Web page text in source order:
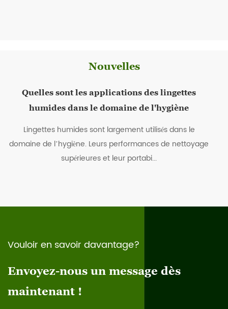
Nouvelles
Quelles sont les applications des lingettes
humides dans le domaine de l'hygiène
Lingettes humides sont largement utilisés dans le
domaine de l’hygiène. Leurs performances de nettoyage
supérieures et leur portabi...
Vouloir en savoir davantage?
Envoyez-nous un message dès
maintenant !